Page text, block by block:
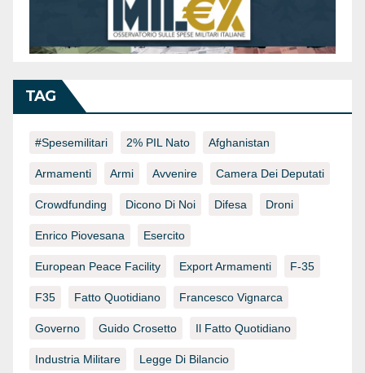
TAG
#spesemilitari 2% PIL Nato Afghanistan
Armamenti Armi Avvenire Camera Dei Deputati
Crowdfunding Dicono Di Noi Difesa Droni
Enrico Piovesana Esercito
European Peace Facility Export Armamenti F-35
F35 Fatto Quotidiano Francesco Vignarca
Governo Guido Crosetto Il Fatto Quotidiano
Industria Militare Legge Di Bilancio